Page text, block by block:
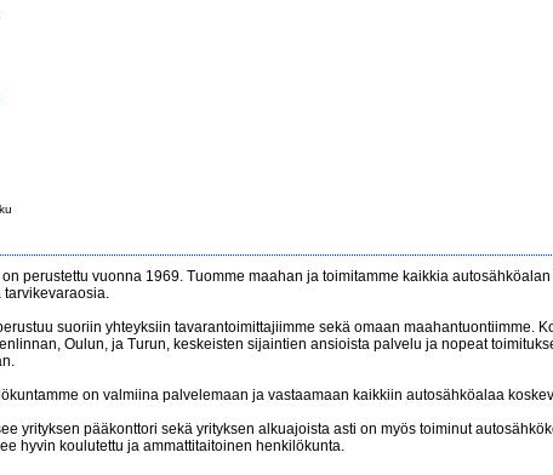
on perustettu vuonna 1969. Tuomme maahan ja toimitamme kaikkia
suoriin yhteyksiin tavarantoimittajiimme sekä omaan maahantuontiimme.
Oulun, ja Turun, keskeisten sijaintien ansioista palvelu ja nopeat
on valmiina palvelemaan ja vastaamaan kaikkiin autosähköalaa
yrityksen pääkonttori sekä yrityksen alkuajoista asti on myös toiminut
hyvin koulutettu ja ammattitaitoinen henkilökunta.